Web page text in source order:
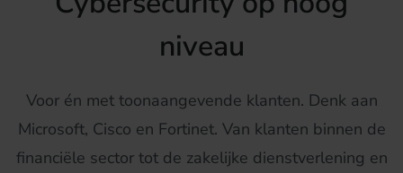
niveau
Voor én met toonaangevende klanten. Denk aan
Microsoft, Cisco en Fortinet. Van klanten binnen de
financiële sector tot de zakelijke dienstverlening en